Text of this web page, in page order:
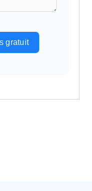
gratuit